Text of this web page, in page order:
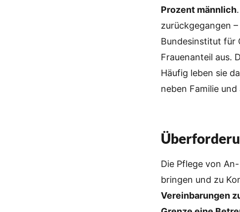
Prozent männlich
zurückgegangen
Bundesinstitut für
Frauenanteil aus.
Häufig leben sie
neben Familie
Die Pflege von
bringen und zu
Vereinbarungen